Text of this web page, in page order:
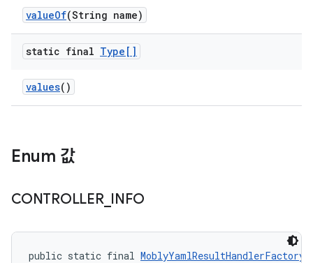
valueOf(String name)
static final Type[]
values()
Enum 값
CONTROLLER_ INFO
public static final